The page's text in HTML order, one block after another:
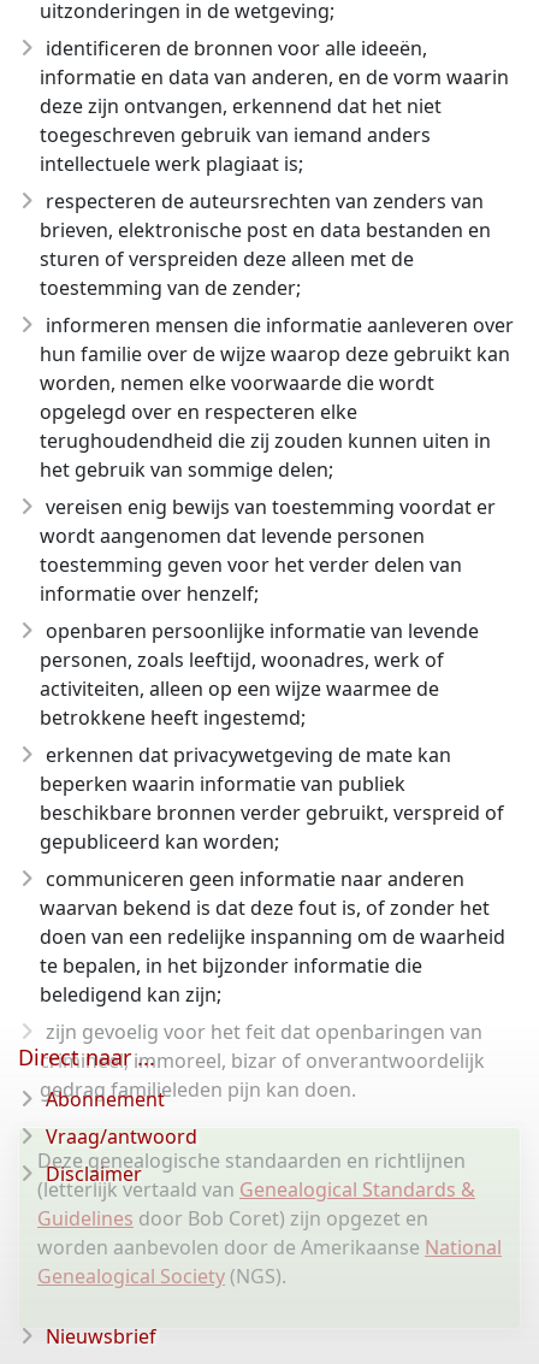
uitzonderingen in de wetgeving;
identificeren de bronnen voor alle ideeën,
informatie en data van anderen, en de vorm waarin
deze zijn ontvangen, erkennend dat het niet
toegeschreven gebruik van iemand anders
intellectuele werk plagiaat is;
respecteren de auteursrechten van zenders van
brieven, elektronische post en data bestanden en
sturen of verspreiden deze alleen met de
toestemming van de zender;
informeren mensen die informatie aanleveren over
hun familie over de wijze waarop deze gebruikt kan
worden, nemen elke voorwaarde die wordt
opgelegd over en respecteren elke
terughoudendheid die zij zouden kunnen uiten in
het gebruik van sommige delen;
vereisen enig bewijs van toestemming voordat er
wordt aangenomen dat levende personen
toestemming geven voor het verder delen van
informatie over henzelf;
openbaren persoonlijke informatie van levende
personen, zoals leeftijd, woonadres, werk of
activiteiten, alleen op een wijze waarmee de
betrokkene heeft ingestemd;
erkennen dat privacywetgeving de mate kan
beperken waarin informatie van publiek
beschikbare bronnen verder gebruikt, verspreid of
gepubliceerd kan worden;
communiceren geen informatie naar anderen
waarvan bekend is dat deze fout is, of zonder het
doen van een redelijke inspanning om de waarheid
te bepalen, in het bijzonder informatie die
beledigend kan zijn;
zijn gevoelig voor het feit dat openbaringen van
crimineel, immoreel, bizar of onverantwoordelijk
gedrag familieleden pijn kan doen.
Deze genealogische standaarden en richtlijnen
(letterlijk vertaald van Genealogical Standards &
Guidelines door Bob Coret) zijn opgezet en
worden aanbevolen door de Amerikaanse National
Genealogical Society(NGS).
Direct naar ...
Abonnement
Vraag/antwoord
Disclaimer
Nieuwsbrief